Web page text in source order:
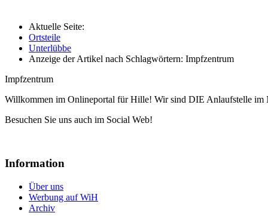
Aktuelle Seite:
Ortsteile
Unterlübbe
Anzeige der Artikel nach Schlagwörtern: Impfzentrum
Impfzentrum
Willkommen im Onlineportal für Hille! Wir sind DIE Anlaufstelle im
Besuchen Sie uns auch im Social Web!
Information
Über uns
Werbung auf WiH
Archiv